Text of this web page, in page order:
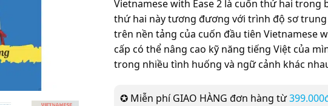
Vietnamese with Ease 2 là cuốn thứ hai trong
thứ hai này tương đương với trình độ sơ trung
trên nền tảng của cuốn đầu tiên Vietnamese
cấp có thể nâng cao kỹ năng tiếng Việt của
trong nhiều tình huống và ngữ cảnh khác
✪ Miễn phí GIAO HÀNG đơn hàng từ